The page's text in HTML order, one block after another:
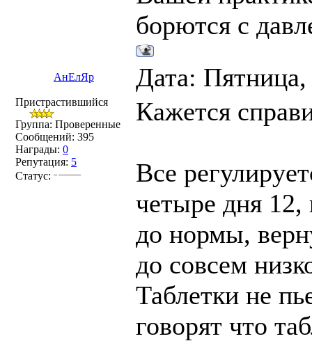
борются с
АнЕлЯр Дата:
Пристрастившийся
Группа: Проверенные
Сообщений: 395
Награды: 0
Репутация: 5
Статус:
Кажется
Все
четыре дня
до нормы,
до совсем
Таблетки не
говорят что